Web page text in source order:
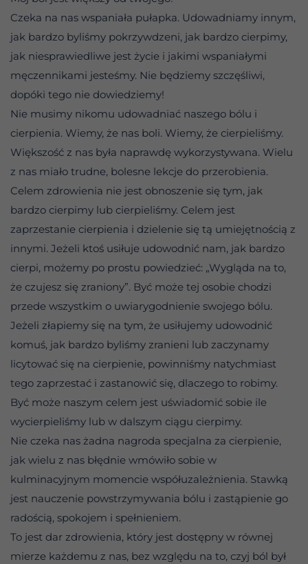
Czeka na nas wspaniała pułapka. Udowadniamy innym,
jak bardzo byliśmy pokrzywdzeni, jak bardzo cierpimy,
jak niesprawiedliwe jest życie i jakimi wspaniałymi
męczennikami jesteśmy. Nie będziemy szczęśliwi,
dopóki tego nie dowiedziemy!
Nie musimy nikomu udowadniać naszego bólu i
cierpienia. Wiemy, że nas boli. Wiemy, że cierpieliśmy.
Większość z nas była naprawdę wykorzystywana. Wielu
z nas miało trudne, bolesne lekcje do przerobienia.
Celem zdrowienia nie jest obnoszenie się tym, jak
bardzo cierpimy lub cierpieliśmy. Celem jest
zaprzestanie cierpienia i dzielenie się tą umiejętnością z
innymi. Jeżeli ktoś usiłuje udowodnić nam, jak bardzo
cierpi, możemy po prostu powiedzieć: „Wygląda na to,
że czujesz się zraniony”. Być może tej osobie chodzi
przede wszystkim o uwiarygodnienie swojego bólu.
Jeżeli złapiemy się na tym, że usiłujemy udowodnić
komuś, jak bardzo byliśmy zranieni lub zaczynamy
licytować się na cierpienie, powinniśmy natychmiast
tego zaprzestać i zastanowić się, dlaczego to robimy.
Być może naszym celem jest uświadomić sobie ile
wycierpieliśmy lub w dalszym ciągu cierpimy.
Nie czeka nas żadna nagroda specjalna za cierpienie,
jak wielu z nas błędnie wmówiło sobie w
kulminacyjnym momencie współuzależnienia. Stawką
jest nauczenie powstrzymywania bólu i zastąpienie go
radością, spokojem i spełnieniem.
To jest dar zdrowienia, który jest dostępny w równej
mierze każdemu z nas, bez względu na to, czyj ból był